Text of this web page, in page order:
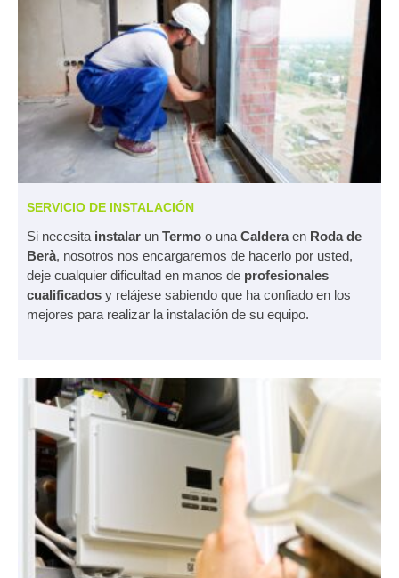
SERVICIO DE INSTALACIÓN
Si necesita instalar un Termo o una Calderaen Roda de
Berà, nosotros nos encargaremos de hacerlo por usted,
deje cualquier dificultad en manos de profesionales
cualificados y relájese sabiendo que ha confiado en los
mejores para realizar la instalación de su equipo.